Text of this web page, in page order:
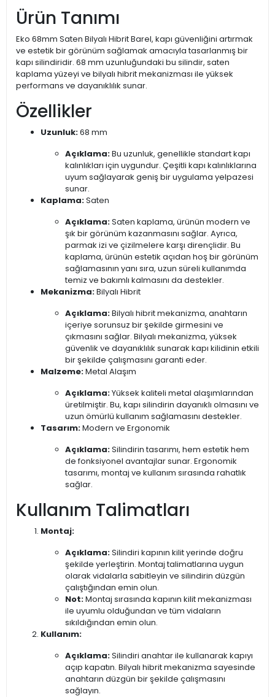
Ürün Tanımı
Eko 68mm Saten Bilyalı Hibrit Barel, kapı güvenliğini artırmak
ve estetik bir görünüm sağlamak amacıyla tasarlanmış bir
kapı silindiridir. 68 mm uzunluğundaki bu silindir, saten
kaplama yüzeyi ve bilyalı hibrit mekanizması ile yüksek
performans ve dayanıklılık sunar.
Özellikler
Uzunluk:68 mm
Açıklama:Bu uzunluk, genellikle standart kapı
kalınlıkları için uygundur. Çeşitli kapı kalınlıklarına
uyum sağlayarak geniş bir uygulama yelpazesi
sunar.
Kaplama:Saten
Açıklama:Saten kaplama, ürünün modern ve
şık bir görünüm kazanmasını sağlar. Ayrıca,
parmak izi ve çizilmelere karşı dirençlidir. Bu
kaplama, ürünün estetik açıdan hoş bir görünüm
sağlamasının yanı sıra, uzun süreli kullanımda
temiz ve bakımlı kalmasını da destekler.
Mekanizma:Bilyalı Hibrit
Açıklama:Bilyalı hibrit mekanizma, anahtarın
içeriye sorunsuz bir şekilde girmesini ve
çıkmasını sağlar. Bilyalı mekanizma, yüksek
güvenlik ve dayanıklılık sunarak kapı kilidinin etkili
bir şekilde çalışmasını garanti eder.
Malzeme:Metal Alaşım
Açıklama:Yüksek kaliteli metal alaşımlarından
üretilmiştir. Bu, kapı silindirin dayanıklı olmasını ve
uzun ömürlü kullanım sağlamasını destekler.
Tasarım:Modern ve Ergonomik
Açıklama:Silindirin tasarımı, hem estetik hem
de fonksiyonel avantajlar sunar. Ergonomik
tasarımı, montaj ve kullanım sırasında rahatlık
sağlar.
Kullanım Talimatları
Montaj:
Açıklama:Silindiri kapının kilit yerinde doğru
şekilde yerleştirin. Montaj talimatlarına uygun
olarak vidalarla sabitleyin ve silindirin düzgün
çalıştığından emin olun.
Not:Montaj sırasında kapının kilit mekanizması
ile uyumlu olduğundan ve tüm vidaların
sıkıldığından emin olun.
Kullanım:
Açıklama:Silindiri anahtar ile kullanarak kapıyı
açıp kapatın. Bilyalı hibrit mekanizma sayesinde
anahtarın düzgün bir şekilde çalışmasını
sağlayın.